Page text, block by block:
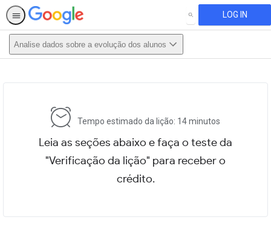
SEARCH LOG IN
Analise dados sobre a evolução dos alunos
Tempo estimado da lição: 14 minutos
Leia as seções abaixo e faça o teste da
"Verificação da lição" para receber o
crédito.